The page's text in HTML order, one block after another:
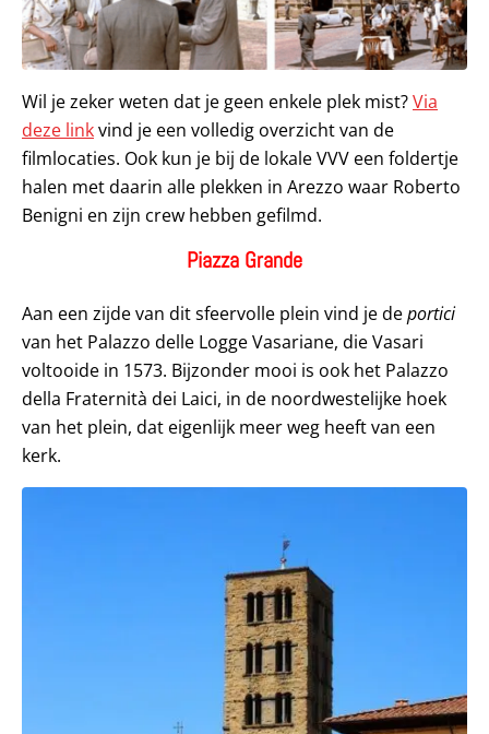
Wil je zeker weten dat je geen enkele plek mist?Via
deze linkvind je een volledig overzicht van de
filmlocaties. Ook kun je bij de lokale VVV een foldertje
halen met daarin alle plekken in Arezzo waar Roberto
Benigni en zijn crew hebben gefilmd.
Piazza Grande
Aan een zijde van dit sfeervolle plein vind je deportici
van het Palazzo delle Logge Vasariane, die Vasari
voltooide in 1573. Bijzonder mooi is ook het Palazzo
della Fraternità dei Laici, in de noordwestelijke hoek
van het plein, dat eigenlijk meer weg heeft van een
kerk.